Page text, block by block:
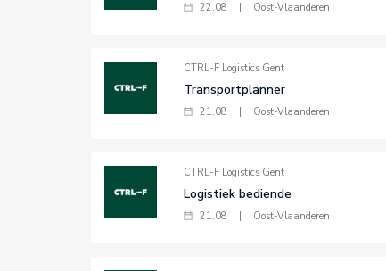
22.08 Oost-Vlaanderen
CTRL-F Logistics Gent
Transportplanner
21.08 Oost-Vlaanderen
CTRL-F Logistics Gent
Logistiek bediende
21.08 Oost-Vlaanderen